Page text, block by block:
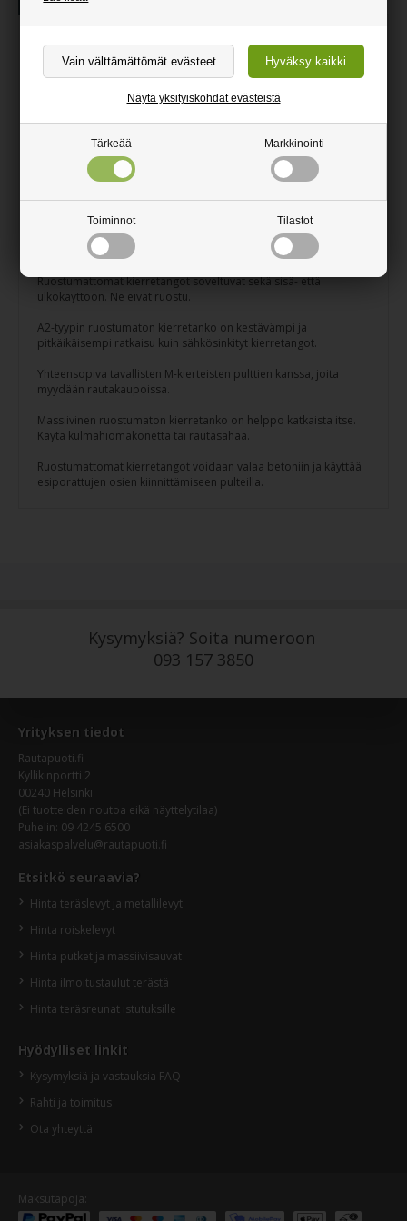
Tärkeää Markkinointi
Toiminnot Tilastot
Näytä yksityiskohdat evästeistä
Ruostumattomat KierreTangot A2
Ruostumaton kierretanko A2
Sopii sekä sisä- että ulkokäyttöön
Leikataan toivottuun pituuteen
Leikattavissa kulmahiomakoneella
Valmistettu Tanskassa
Ruostumattomat kierretangot soveltuvat sekä sisä- että
ulkokäyttöön. Ne eivät ruostu.
A2-tyypin ruostumaton kierretanko on kestävämpi ja
pitkäikäisempi ratkaisu kuin sähkösinkityt kierretangot.
Yhteensopiva tavallisten M-kierteisten pulttien kanssa, joita
myydään rautakaupoissa.
Massiivinen ruostumaton kierretanko on helppo katkaista itse.
Käytä kulmahiomakonetta tai rautasahaa.
Ruostumattomat kierretangot voidaan valaa betoniin ja käyttää
esiporattujen osien kiinnittämiseen pulteilla.
Kysymyksiä? Soita numeroon
093 157 3850
Yrityksen tiedot
Rautapuoti.fi
Kyllikinportti 2
00240 Helsinki
(Ei tuotteiden noutoa eikä näyttelytilaa)
Puhelin: 09 4245 6500
asiakaspalvelu@rautapuoti.fi
Etsitkö seuraavia?
Hinta teräslevyt ja metallilevyt
Hinta roiskelevyt
Hinta putket ja massiivisauvat
Hinta ilmoitustaulut terästä
Hinta teräsreunat istutuksille
Hyödylliset linkit
Kysymyksiä ja vastauksia FAQ
Rahti ja toimitus
Ota yhteyttä
Maksutapoja: